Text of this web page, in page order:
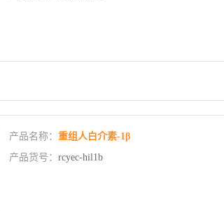
产品名称： 重组人白介素-1β
产品货号： rcyec-hil1b